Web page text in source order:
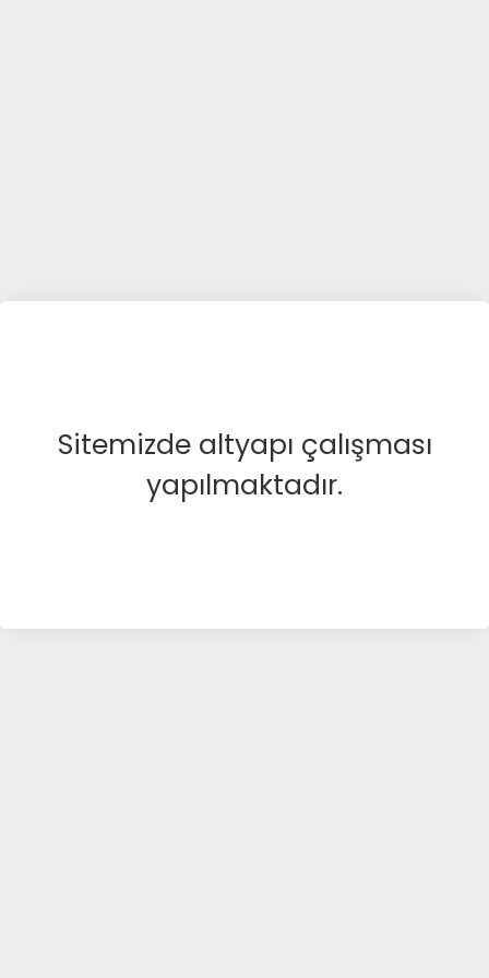
Sitemizde altyapı çalışması
yapılmaktadır.